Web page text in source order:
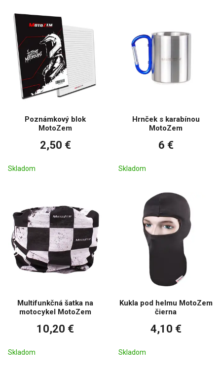
Poznámkový blok
MotoZem
2,50 €
Skladom
Hrnček s karabínou
MotoZem
6 €
Skladom
Multifunkčná šatka na
motocykel MotoZem
10,20 €
Skladom
Kukla pod helmu MotoZem
čierna
4,10 €
Skladom